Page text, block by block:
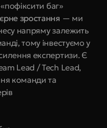
«пофіксити баг»
зростання — ми
напряму залежить
тому інвестуємо у
експертизи. Є
Lead / Tech Lead,
команди та